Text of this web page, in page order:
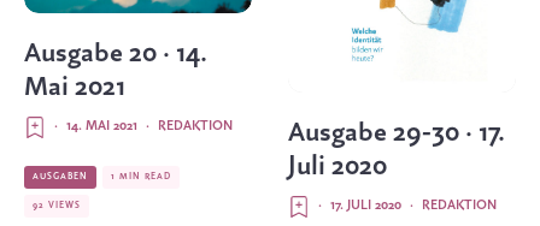
Ausgabe 20 · 14.
Mai 2021
REDAKTION
·
14. MAI 2021
·
AUSGABEN 1 MIN READ
92 VIEWS
Ausgabe 29-30 · 17.
Juli 2020
REDAKTION
·
17. JULI 2020
·